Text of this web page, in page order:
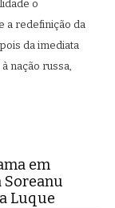
o
a redefinição da
da imediata
nação russa,
em
Soreanu
Luque